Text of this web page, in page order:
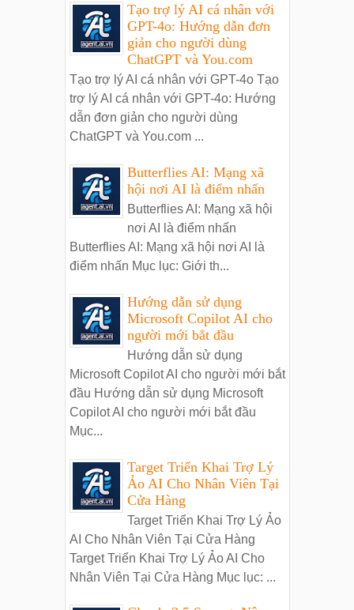
Tạo trợ lý AI cá nhân với
GPT-4o: Hướng dẫn đơn
giản cho người dùng
ChatGPT và You.com
Tạo trợ lý AI cá nhân với GPT-4o Tạo
trợ lý AI cá nhân với GPT-4o: Hướng
dẫn đơn giản cho người dùng
ChatGPT và You.com ...
Butterflies AI: Mạng xã
hội nơi AI là điểm nhấn
Butterflies AI: Mạng xã hội
nơi AI là điểm nhấn
Butterflies AI: Mạng xã hội nơi AI là
điểm nhấn Mục lục: Giới th...
Hướng dẫn sử dụng
Microsoft Copilot AI cho
người mới bắt đầu
Hướng dẫn sử dụng
Microsoft Copilot AI cho người mới bắt
đầu Hướng dẫn sử dụng Microsoft
Copilot AI cho người mới bắt đầu
Mục...
Target Triển Khai Trợ Lý
Ảo AI Cho Nhân Viên Tại
Cửa Hàng
Target Triển Khai Trợ Lý Ảo
AI Cho Nhân Viên Tại Cửa Hàng
Target Triển Khai Trợ Lý Ảo AI Cho
Nhân Viên Tại Cửa Hàng Mục lục: ...